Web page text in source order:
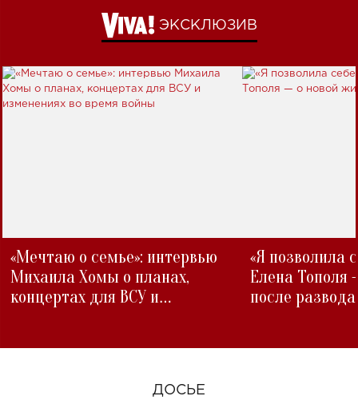
ЭКСКЛЮЗИВ
«Мечтаю о семье»: интервью
Михаила Хомы о планах,
концертах для ВСУ и
«Я позволила
Елена Тополя
после развода
ДОСЬЕ